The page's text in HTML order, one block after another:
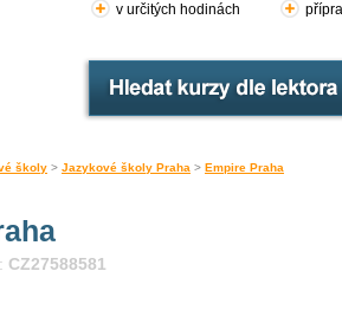
v určitých hodinách
školy > Jazykové školy Praha > Empire Praha
CZ27588581